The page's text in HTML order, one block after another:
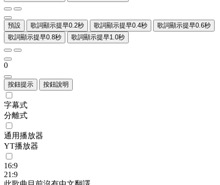
預設 歌詞顯示提早0.2秒 歌詞顯示提早0.4秒
歌詞顯示提早0.6秒
歌詞顯示提早0.8秒
歌詞顯示提早1.0秒
0
按鈕提示 按鈕說明
字幕式
分離式
通用播放器
YT播放器
16:9
21:9